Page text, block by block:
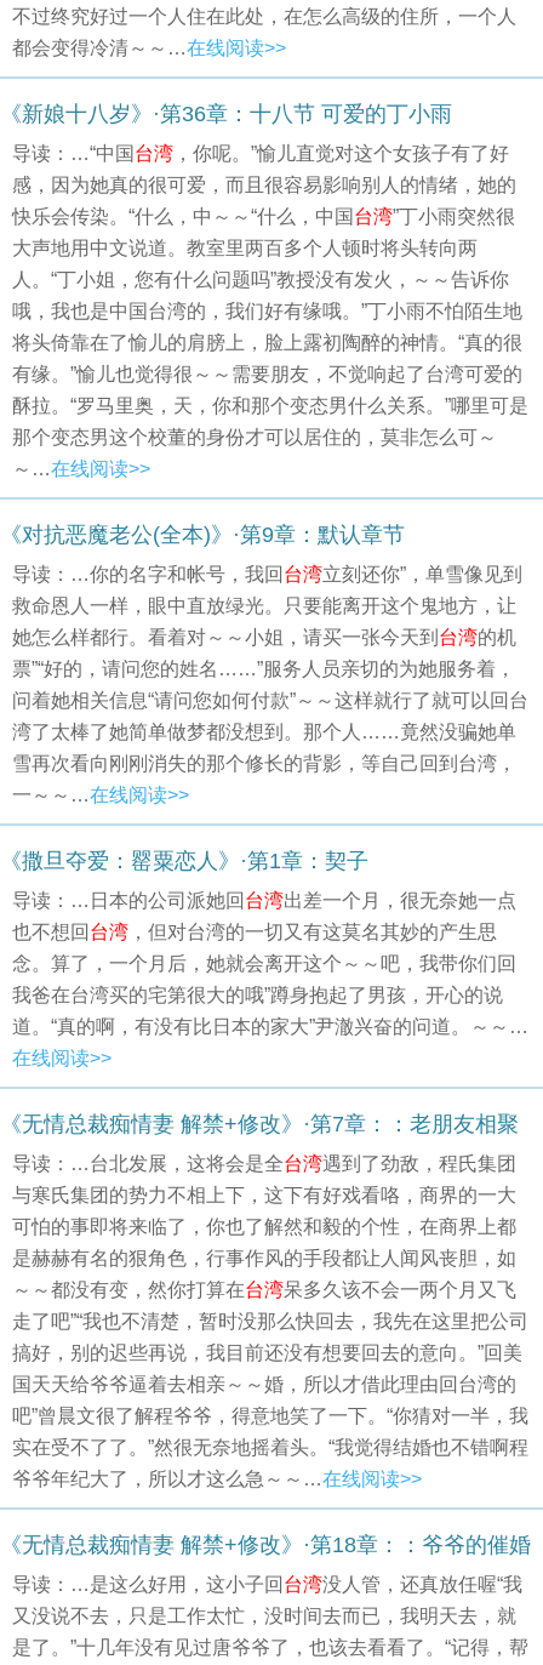
不过终究好过一个人住在此处，在怎么高级的住所，一个人
都会变得冷清～～…在线阅读>>
《新娘十八岁》·第36章：十八节 可爱的丁小雨
导读：…“中国 台湾 ，你呢。”愉儿直觉对这个女孩子有了好
感，因为她真的很可爱，而且很容易影响别人的情绪，她的
快乐会传染。“什么，中～～“什么，中国 台湾”丁小雨突然很
大声地用中文说道。教室里两百多个人顿时将头转向两
人。“丁小姐，您有什么问题吗”教授没有发火，～～告诉你
哦，我也是中国台湾的，我们好有缘哦。”丁小雨不怕陌生地
将头倚靠在了愉儿的肩膀上，脸上露初陶醉的神情。“真的很
有缘。”愉儿也觉得很～～需要朋友，不觉响起了台湾可爱的
酥拉。“罗马里奥，天，你和那个变态男什么关系。”哪里可是
那个变态男这个校董的身份才可以居住的，莫非怎么可～
～…在线阅读>>
《对抗恶魔老公(全本)》·第9章：默认章节
导读：…你的名字和帐号，我回 台湾立刻还你”，单雪像见到
救命恩人一样，眼中直放绿光。只要能离开这个鬼地方，让
她怎么样都行。看着对～～小姐，请买一张今天到 台湾的机
票”“好的，请问您的姓名……”服务人员亲切的为她服务着，
问着她相关信息“请问您如何付款”～～这样就行了就可以回台
湾了太棒了她简单做梦都没想到。那个人……竟然没骗她单
雪再次看向刚刚消失的那个修长的背影，等自己回到台湾，
一～～…在线阅读>>
《撒旦夺爱：罂粟恋人》·第1章：契子
导读：…日本的公司派她回 台湾出差一个月，很无奈她一点
也不想回 台湾 ，但对台湾的一切又有这莫名其妙的产生思
念。算了，一个月后，她就会离开这个～～吧，我带你们回
我爸在台湾买的宅第很大的哦”蹲身抱起了男孩，开心的说
道。“真的啊，有没有比日本的家大”尹澈兴奋的问道。～～…
在线阅读>>
《无情总裁痴情妻 解禁+修改》·第7章：：老朋友相聚
导读：…台北发展，这将会是全台湾遇到了劲敌，程氏集团
与寒氏集团的势力不相上下，这下有好戏看咯，商界的一大
可怕的事即将来临了，你也了解然和毅的个性，在商界上都
是赫赫有名的狠角色，行事作风的手段都让人闻风丧胆，如
～～都没有变，然你打算在台湾呆多久该不会一两个月又飞
走了吧”“我也不清楚，暂时没那么快回去，我先在这里把公司
搞好，别的迟些再说，我目前还没有想要回去的意向。”回美
国天天给爷爷逼着去相亲～～婚，所以才借此理由回台湾的
吧”曾晨文很了解程爷爷，得意地笑了一下。“你猜对一半，我
实在受不了了。”然很无奈地摇着头。“我觉得结婚也不错啊程
爷爷年纪大了，所以才这么急～～…在线阅读>>
《无情总裁痴情妻 解禁+修改》·第18章：：爷爷的催婚
导读：…是这么好用，这小子回 台湾没人管，还真放任喔“我
又没说不去，只是工作太忙，没时间去而已，我明天去，就
是了。”十几年没有见过唐爷爷了，也该去看看了。“记得，帮